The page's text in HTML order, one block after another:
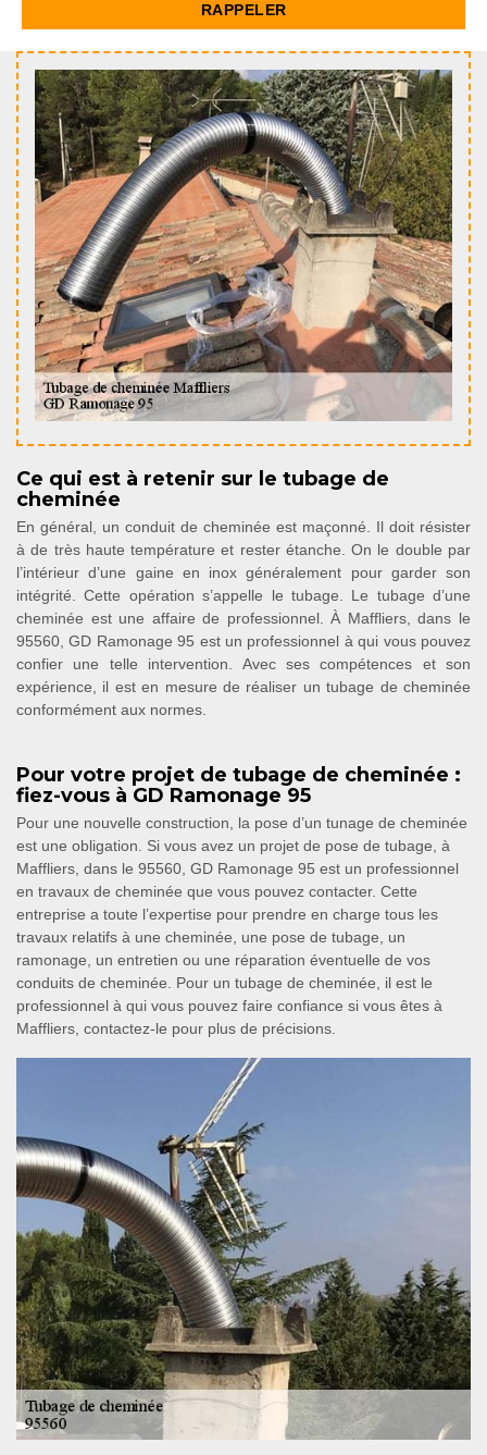
Ce qui est à retenir sur le tubage de
cheminée
En général, un conduit de cheminée est maçonné. Il doit résister
à de très haute température et rester étanche. On le double par
l’intérieur d’une gaine en inox généralement pour garder son
intégrité. Cette opération s’appelle le tubage. Le tubage d’une
cheminée est une affaire de professionnel. À Maffliers, dans le
95560, GD Ramonage 95 est un professionnel à qui vous pouvez
confier une telle intervention. Avec ses compétences et son
expérience, il est en mesure de réaliser un tubage de cheminée
conformément aux normes.
Pour votre projet de tubage de cheminée :
fiez-vous à GD Ramonage 95
Pour une nouvelle construction, la pose d’un tunage de cheminée
est une obligation. Si vous avez un projet de pose de tubage, à
Maffliers, dans le 95560, GD Ramonage 95 est un professionnel
en travaux de cheminée que vous pouvez contacter. Cette
entreprise a toute l’expertise pour prendre en charge tous les
travaux relatifs à une cheminée, une pose de tubage, un
ramonage, un entretien ou une réparation éventuelle de vos
conduits de cheminée. Pour un tubage de cheminée, il est le
professionnel à qui vous pouvez faire confiance si vous êtes à
Maffliers, contactez-le pour plus de précisions.